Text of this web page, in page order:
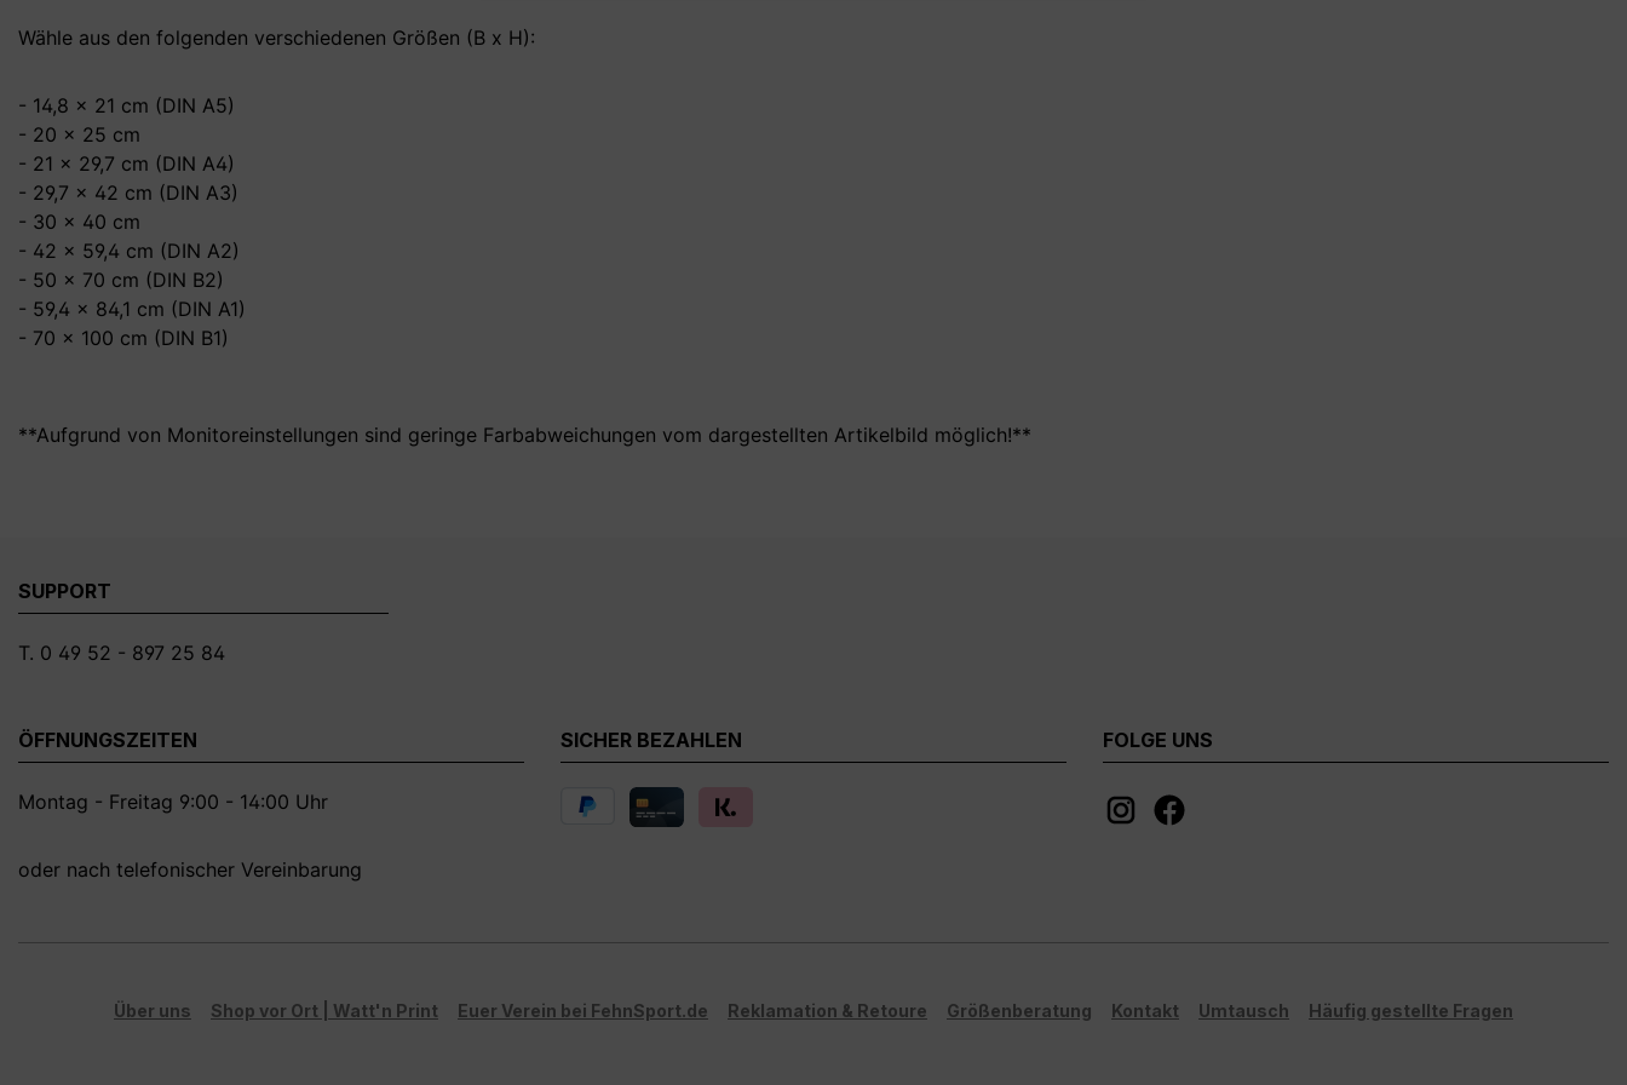
Wähle aus den folgenden verschiedenen Größen (B x H):
- 14,8 x 21 cm (DIN A5)
- 20 x 25 cm
- 21 x 29,7 cm (DIN A4)
- 29,7 x 42 cm (DIN A3)
- 30 x 40 cm
- 42 x 59,4 cm (DIN A2)
- 50 x 70 cm (DIN B2)
- 59,4 x 84,1 cm (DIN A1)
- 70 x 100 cm (DIN B1)
**Aufgrund von Monitoreinstellungen sind geringe Farbabweichungen vom dargestellten Artikelbild möglich!**
SUPPORT
T. 0 49 52 - 897 25 84
ÖFFNUNGSZEITEN
Montag - Freitag 9:00 - 14:00 Uhr
oder nach telefonischer Vereinbarung
SICHER BEZAHLEN FOLGE UNS
Über uns Shop vor Ort | Watt'n Print Euer Verein bei FehnSport.de Reklamation & Retoure Größenberatung Kontakt Umtausch Häufig gestellte Fragen